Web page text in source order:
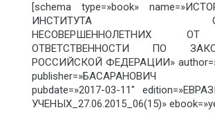
[schema type=»book»
ИНСТИТУТА
НЕСОВЕРШЕННОЛЕТНИХ
ОТВЕТСТВЕННОСТИ ПО
РОССИЙСКОЙ ФЕДЕРАЦИИ»
publisher=»БАСАРАНОВИЧ
pubdate=»2017-03-11″
УЧЕНЫХ_27.06.2015_06(15)»